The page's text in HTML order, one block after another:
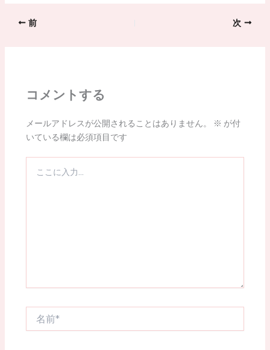
前 次
コメントする
メールアドレスが公開されることはありません。 ※ が付
いている欄は必須項目です